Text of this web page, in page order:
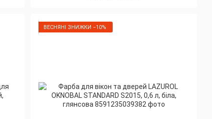
ВЕСНЯНІ ЗНИЖКИ −10%